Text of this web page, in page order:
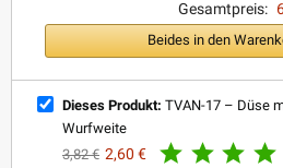
Gesamtpreis:
Beides in den
Dieses Produkt: TVAN-17 – Düse
Wurfweite
3,82 € 2,60 €    